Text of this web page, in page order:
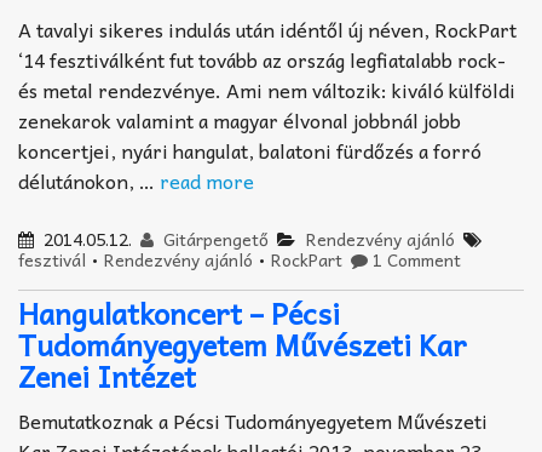
A tavalyi sikeres indulás után idéntől új néven, RockPart
‘14 fesztiválként fut tovább az ország legfiatalabb rock-
és metal rendezvénye. Ami nem változik: kiváló külföldi
zenekarok valamint a magyar élvonal jobbnál jobb
koncertjei, nyári hangulat, balatoni fürdőzés a forró
délutánokon, … read more
2014.05.12. Gitárpengető Rendezvény ajánló
fesztivál • Rendezvény ajánló • RockPart 1 Comment
Hangulatkoncert – Pécsi
Tudományegyetem Művészeti Kar
Zenei Intézet
Bemutatkoznak a Pécsi Tudományegyetem Művészeti